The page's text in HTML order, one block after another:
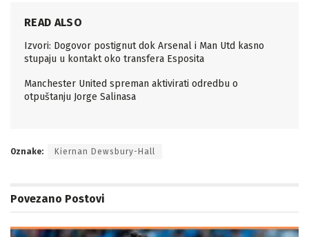
READ ALSO
Izvori: Dogovor postignut dok Arsenal i Man Utd kasno
stupaju u kontakt oko transfera Esposita
Manchester United spreman aktivirati odredbu o
otpuštanju Jorge Salinasa
Oznake: Kiernan Dewsbury-Hall
Povezano Postovi